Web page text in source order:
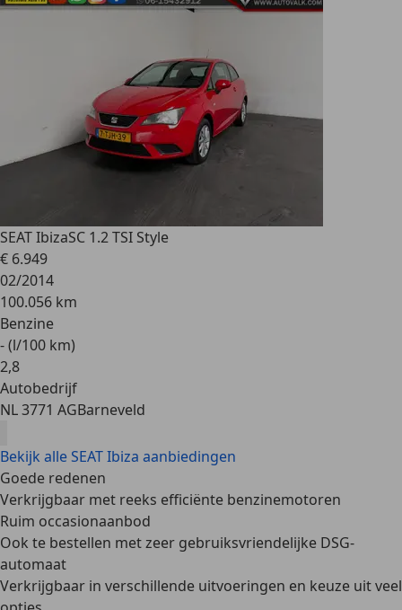
SEAT IbizaSC 1.2 TSI Style
€ 6.949
02/2014
100.056 km
Benzine
- (l/100 km)
2,8
Autobedrijf
NL 3771 AGBarneveld
Bekijk alle SEAT Ibiza aanbiedingen
Goede redenen
Verkrijgbaar met reeks efficiënte benzinemotoren
Ruim occasionaanbod
Ook te bestellen met zeer gebruiksvriendelijke DSG-
automaat
Verkrijgbaar in verschillende uitvoeringen en keuze uit veel